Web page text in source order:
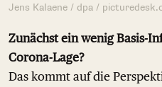
Jens Kalaene / dpa /
Zunächst ein wenig Basis-
Corona-Lage?
Das kommt auf die